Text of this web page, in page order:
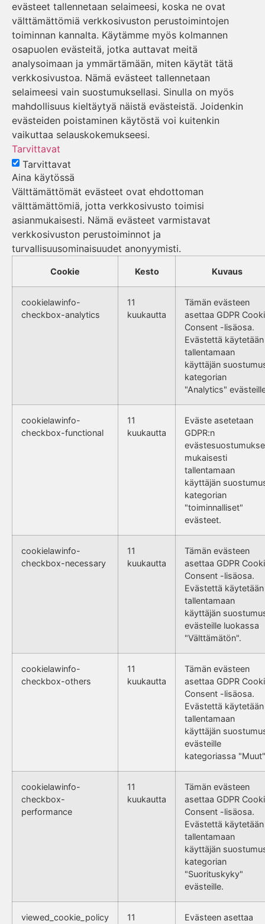
evästeet tallennetaan selaimeesi, koska ne ovat
välttämättömiä verkkosivuston perustoimintojen
toiminnan kannalta. Käytämme myös kolmannen
osapuolen evästeitä, jotka auttavat meitä
analysoimaan ja ymmärtämään, miten käytät tätä
verkkosivustoa. Nämä evästeet tallennetaan
selaimeesi vain suostumuksellasi. Sinulla on myös
mahdollisuus kieltäytyä näistä evästeistä. Joidenkin
evästeiden poistaminen käytöstä voi kuitenkin
vaikuttaa selauskokemukseesi.
Tarvittavat
Tarvittavat
Aina käytössä
Välttämättömät evästeet ovat ehdottoman
välttämättömiä, jotta verkkosivusto toimisi
asianmukaisesti. Nämä evästeet varmistavat
verkkosivuston perustoiminnot ja
turvallisuusominaisuudet anonyymisti.
Cookie Kesto Kuvaus
cookielawinfo-
checkbox-analytics
11
kuukautta
Tämän evästeen
asettaa GDPR
Consent -lisäosa.
Evästettä käytetään
tallentamaan
käyttäjän
kategorian
"Analytics"
cookielawinfo-
checkbox-functional
11
kuukautta
Eväste asetetaan
GDPR:n
mukaisesti
tallentamaan
käyttäjän
kategorian
"toiminnalliset"
evästeet.
cookielawinfo-
checkbox-necessary
11
kuukautta
Tämän evästeen
asettaa GDPR
Consent -lisäosa.
Evästettä käytetään
tallentamaan
käyttäjän
evästeille luokassa
"Välttämätön".
cookielawinfo-
checkbox-others
11
kuukautta
Tämän evästeen
asettaa GDPR
Consent -lisäosa.
Evästettä käytetään
tallentamaan
käyttäjän
evästeille
kategoriassa
cookielawinfo-
checkbox-
performance
11
kuukautta
Tämän evästeen
asettaa GDPR
Consent -lisäosa.
Evästettä käytetään
tallentamaan
käyttäjän
kategorian
"Suorituskyky"
evästeille.
viewed_cookie_policy
11
Evästeen asettaa